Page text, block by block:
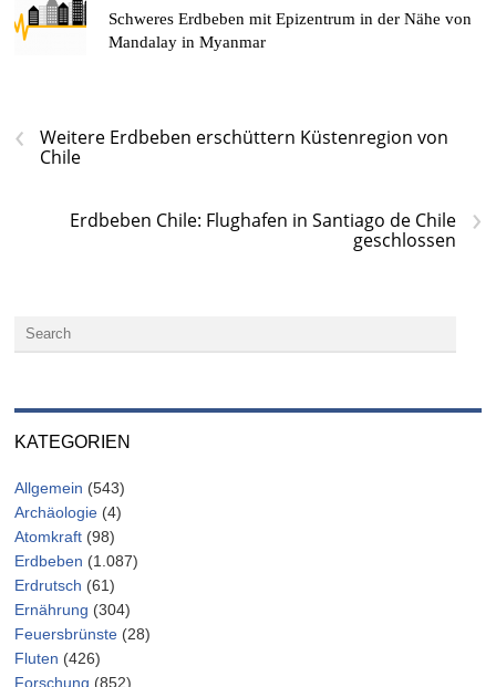
Schweres Erdbeben mit Epizentrum in der Nähe von
Mandalay in Myanmar
‹
Weitere Erdbeben erschüttern Küstenregion von
Chile
›
Erdbeben Chile: Flughafen in Santiago de Chile
geschlossen
KATEGORIEN
Allgemein (543)
Archäologie (4)
Atomkraft (98)
Erdbeben (1.087)
Erdrutsch (61)
Ernährung (304)
Feuersbrünste (28)
Fluten (426)
Forschung (852)